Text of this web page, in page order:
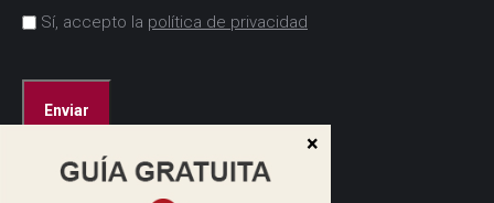
Acuerdo
Sí, accepto la política de privacidad